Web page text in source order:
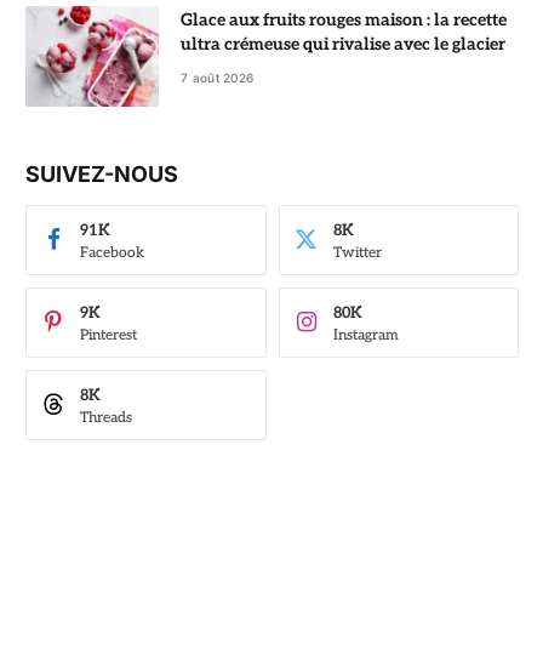
Glace aux fruits rouges maison : la recette
ultra crémeuse qui rivalise avec le glacier
7 août 2026
SUIVEZ-NOUS
Facebook
91K
Twitter
8K
Pinterest
9K
Instagram
80K
Threads
8K